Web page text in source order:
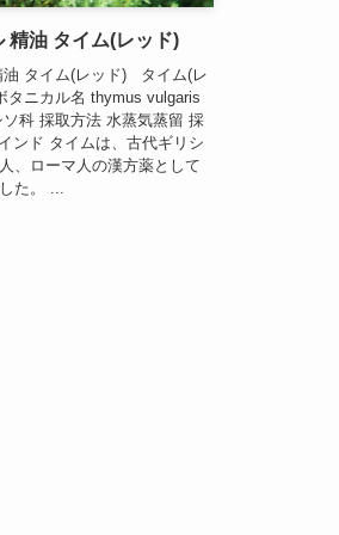
精油 タイム(レッド)
油 タイム(レッド) タイム(レ
ニカル名 thymus vulgaris
科 採取方法 水蒸気蒸留 採
ンド タイムは、古代ギリシ
、ローマ人の漢方薬として
た。 ...